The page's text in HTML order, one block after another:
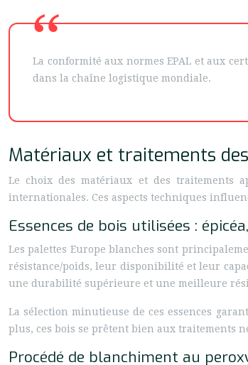
La conformité aux normes EPAL et aux
dans la chaîne logistique mondiale.
Matériaux et traitements
Le choix des matériaux et des traitements
internationales. Ces aspects techniques
Essences de bois utilisées :
Les palettes Europe blanches sont
résistance/poids, leur disponibilité et leur
une durabilité supérieure et une meilleure
La sélection minutieuse de ces essences
plus, ces bois se prêtent bien aux traitements
Procédé de blanchiment au